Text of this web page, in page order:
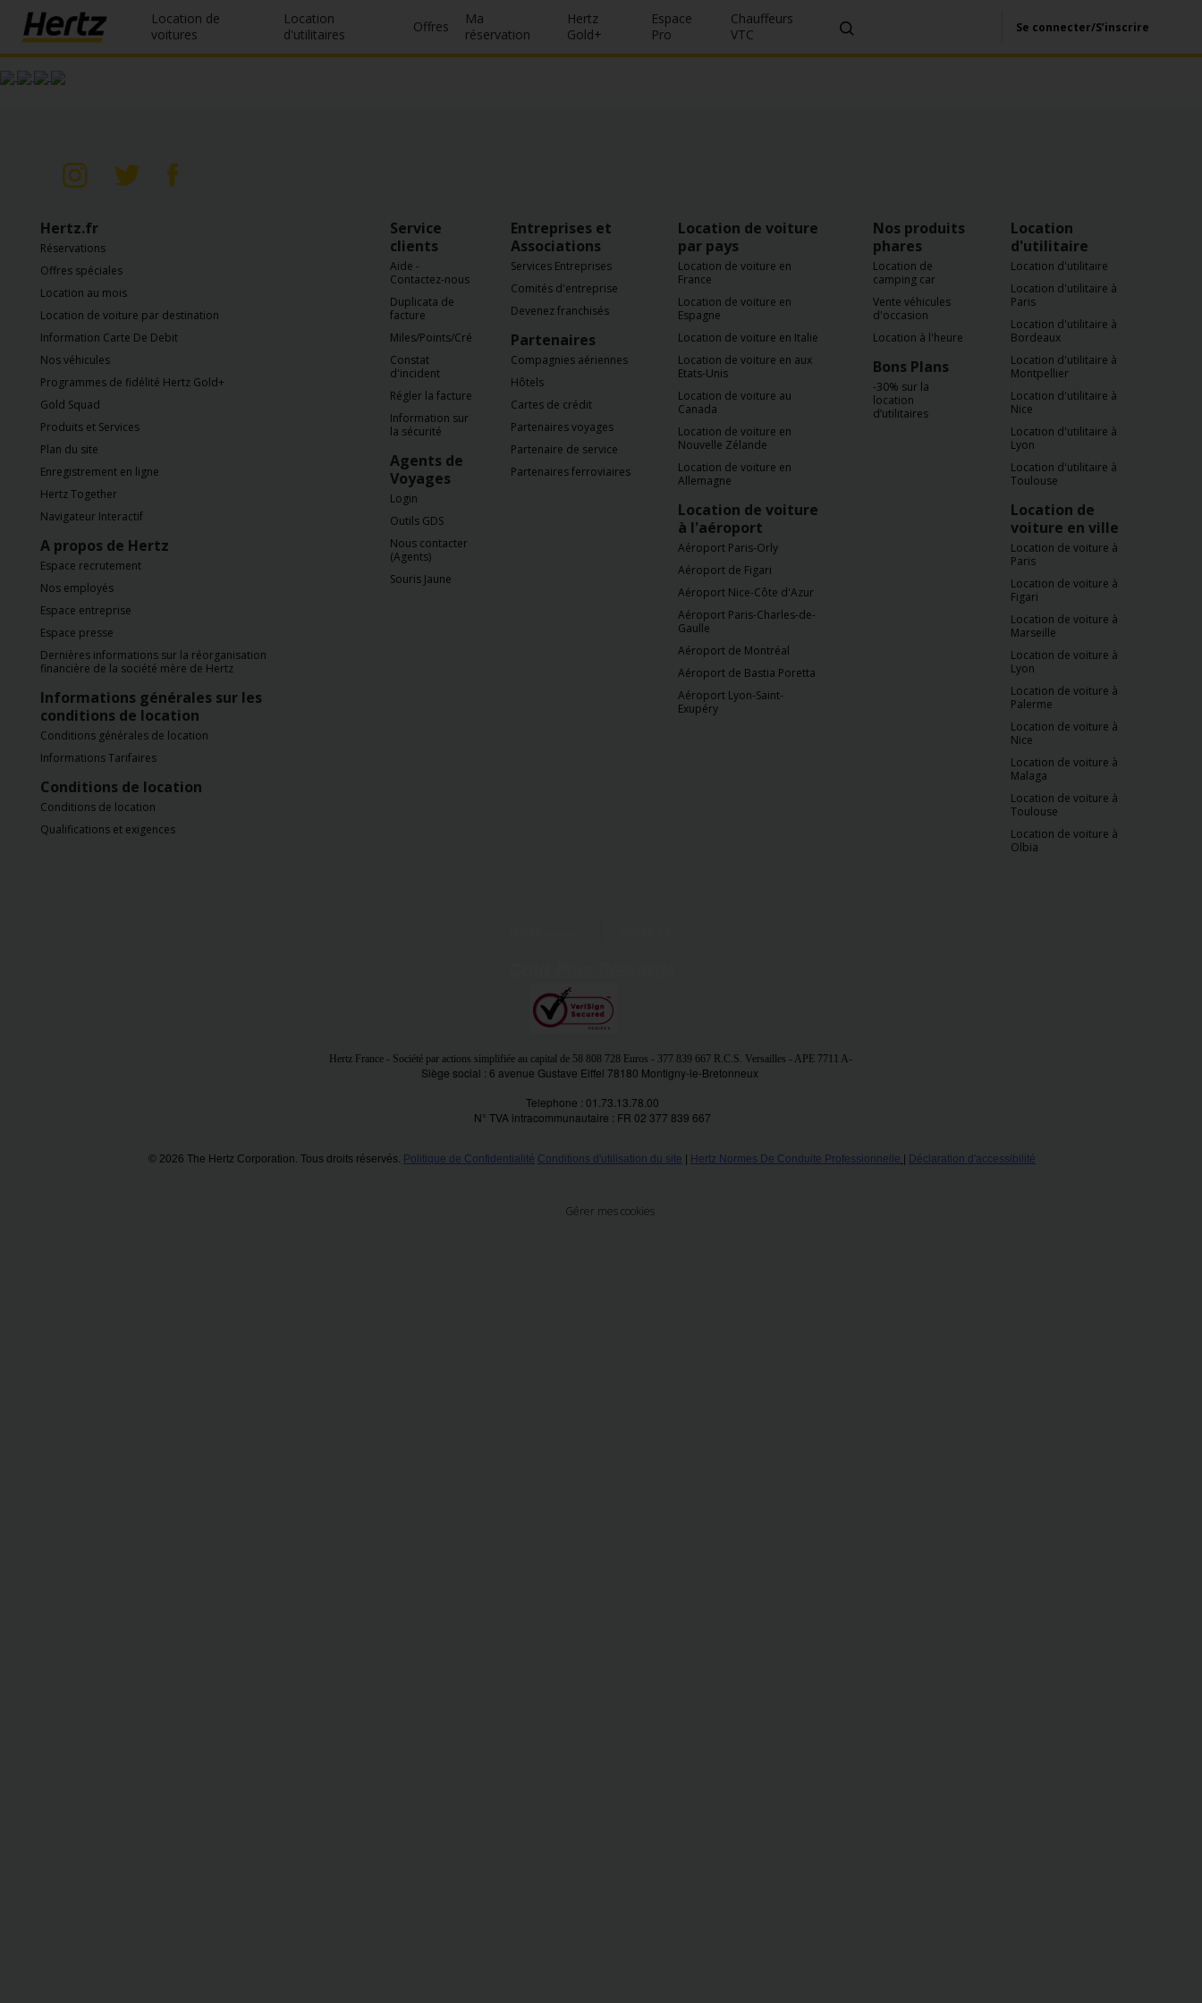
Location de
voitures
Location
d'utilitaires
Offres
Ma
réservation
Hertz
Gold+
Espace
Pro
Chauffeurs
VTC
Se connecter/S’inscrire
Réservation
Nos
agences
spéciales
Devenir
membre
FR/FR
Location
voitures
Location
d'utilitaires
Offres
Ma
réservation
Hertz
Gold+
Espace
Pro
Chauffeurs
VTC
Hertz.fr
Réservations
Offres spéciales
Location au mois
Location de voiture par destination
Information Carte De Debit
Nos véhicules
Programmes de fidélité Hertz Gold+
Gold Squad
Produits et Services
Plan du site
Enregistrement en ligne
Hertz Together
Navigateur Interactif
A propos de Hertz
Espace recrutement
Nos employés
Espace entreprise
Espace presse
Dernières informations sur la réorganisation
financière de la société mère de Hertz
Informations générales sur les
conditions de location
Conditions générales de location
Informations Tarifaires
Conditions de location
Conditions de location
Qualifications et exigences
Service
clients
Aide -
Contactez-nous
Duplicata de
facture
Miles/Points/Crédits
Constat
d'incident
Régler la facture
Information sur
la sécurité
Agents de
Voyages
Login
Outils GDS
Nous contacter
(Agents)
Souris Jaune
Entreprises et
Associations
Services Entreprises
Comités d'entreprise
Devenez franchisés
Partenaires
Compagnies aériennes
Hôtels
Cartes de crédit
Partenaires voyages
Partenaire de service
Partenaires ferroviaires
Location de voiture
par pays
Location de voiture en
France
Location de voiture en
Espagne
Location de voiture en Italie
Location de voiture en aux
Etats-Unis
Location de voiture au
Canada
Location de voiture en
Nouvelle Zélande
Location de voiture en
Allemagne
Location de voiture
à l'aéroport
Aéroport Paris-Orly
Aéroport de Figari
Aéroport Nice-Côte d'Azur
Aéroport Paris-Charles-de-
Gaulle
Aéroport de Montréal
Aéroport de Bastia Poretta
Aéroport Lyon-Saint-
Exupéry
Nos produits
phares
Location de
camping car
Vente véhicules
d'occasion
Location à l'heure
Bons Plans
-30% sur la
location
d’utilitaires
Location
d'utilitaire
Location d'utilitaire
Location d'utilitaire à
Paris
Location d'utilitaire à
Bordeaux
Location d'utilitaire à
Montpellier
Location d'utilitaire à
Nice
Location d'utilitaire à
Lyon
Location d'utilitaire à
Toulouse
Location de
voiture en ville
Location de voiture à
Paris
Location de voiture à
Figari
Location de voiture à
Marseille
Location de voiture à
Lyon
Location de voiture à
Palerme
Location de voiture à
Nice
Location de voiture à
Malaga
Location de voiture à
Toulouse
Location de voiture à
Olbia
Hertz France - Société par actions simplifiée au capital de 58 808 728 Euros - 377 839 667 R.C.S. Versailles - APE 7711 A-
Siège social : 6 avenue Gustave Eiffel 78180 Montigny-le-Bretonneux
Telephone : 01.73.13.78.00
N° TVA intracommunautaire : FR 02 377 839 667
© 2026 The Hertz Corporation. Tous droits réservés. Politique de Confidentialité Conditions d'utilisation du site | Hertz Normes De Conduite Professionnelle | Déclaration d'accessibilité
Gérer mes cookies